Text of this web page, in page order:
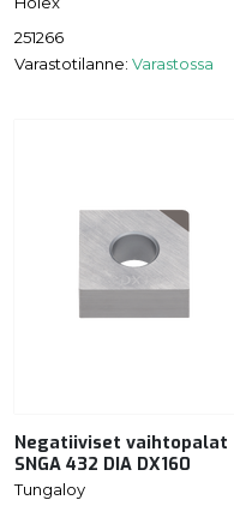
251266
Varastotilanne: Varastossa
Negatiiviset vaihtopalat
SNGA 432 DIA DX160
Tungaloy